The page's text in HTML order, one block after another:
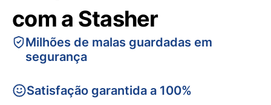
com a Stasher
Milhões de malas guardadas em
segurança
Satisfação garantida a 100%